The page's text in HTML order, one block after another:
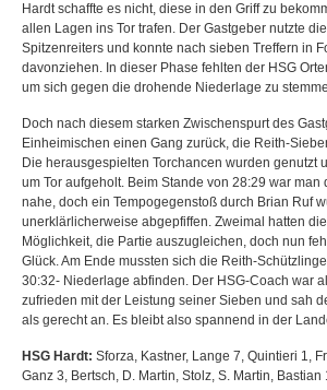
Hardt schaffte es nicht, diese in den Griff zu
allen Lagen ins Tor trafen. Der Gastgeber nutzte
Spitzenreiters und konnte nach sieben Treffern in
davonziehen. In dieser Phase fehlten der HSG
um sich gegen die drohende Niederlage zu
Doch nach diesem starken Zwischenspurt des
Einheimischen einen Gang zurück, die Reith-
Die herausgespielten Torchancen wurden genutzt
um Tor aufgeholt. Beim Stande von 28:29 war man
nahe, doch ein Tempogegenstoß durch Brian Ruf
unerklärlicherweise abgepfiffen. Zweimal hatten
Möglichkeit, die Partie auszugleichen, doch nun
Glück. Am Ende mussten sich die Reith-
30:32- Niederlage abfinden. Der HSG-Coach war
zufrieden mit der Leistung seiner Sieben und sah
als gerecht an. Es bleibt also spannend in der
HSG Hardt: Sforza, Kastner, Lange 7, Quintieri 1,
Ganz 3, Bertsch, D. Martin, Stolz, S. Martin, Bastian